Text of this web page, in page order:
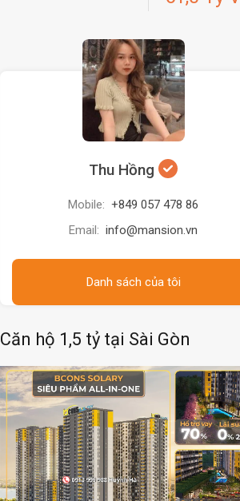
Thu Hồng
Mobile: +849 057 478 86
Email: info@mansion.vn
Danh sách của tôi
Căn hộ 1,5 tỷ tại Sài Gòn